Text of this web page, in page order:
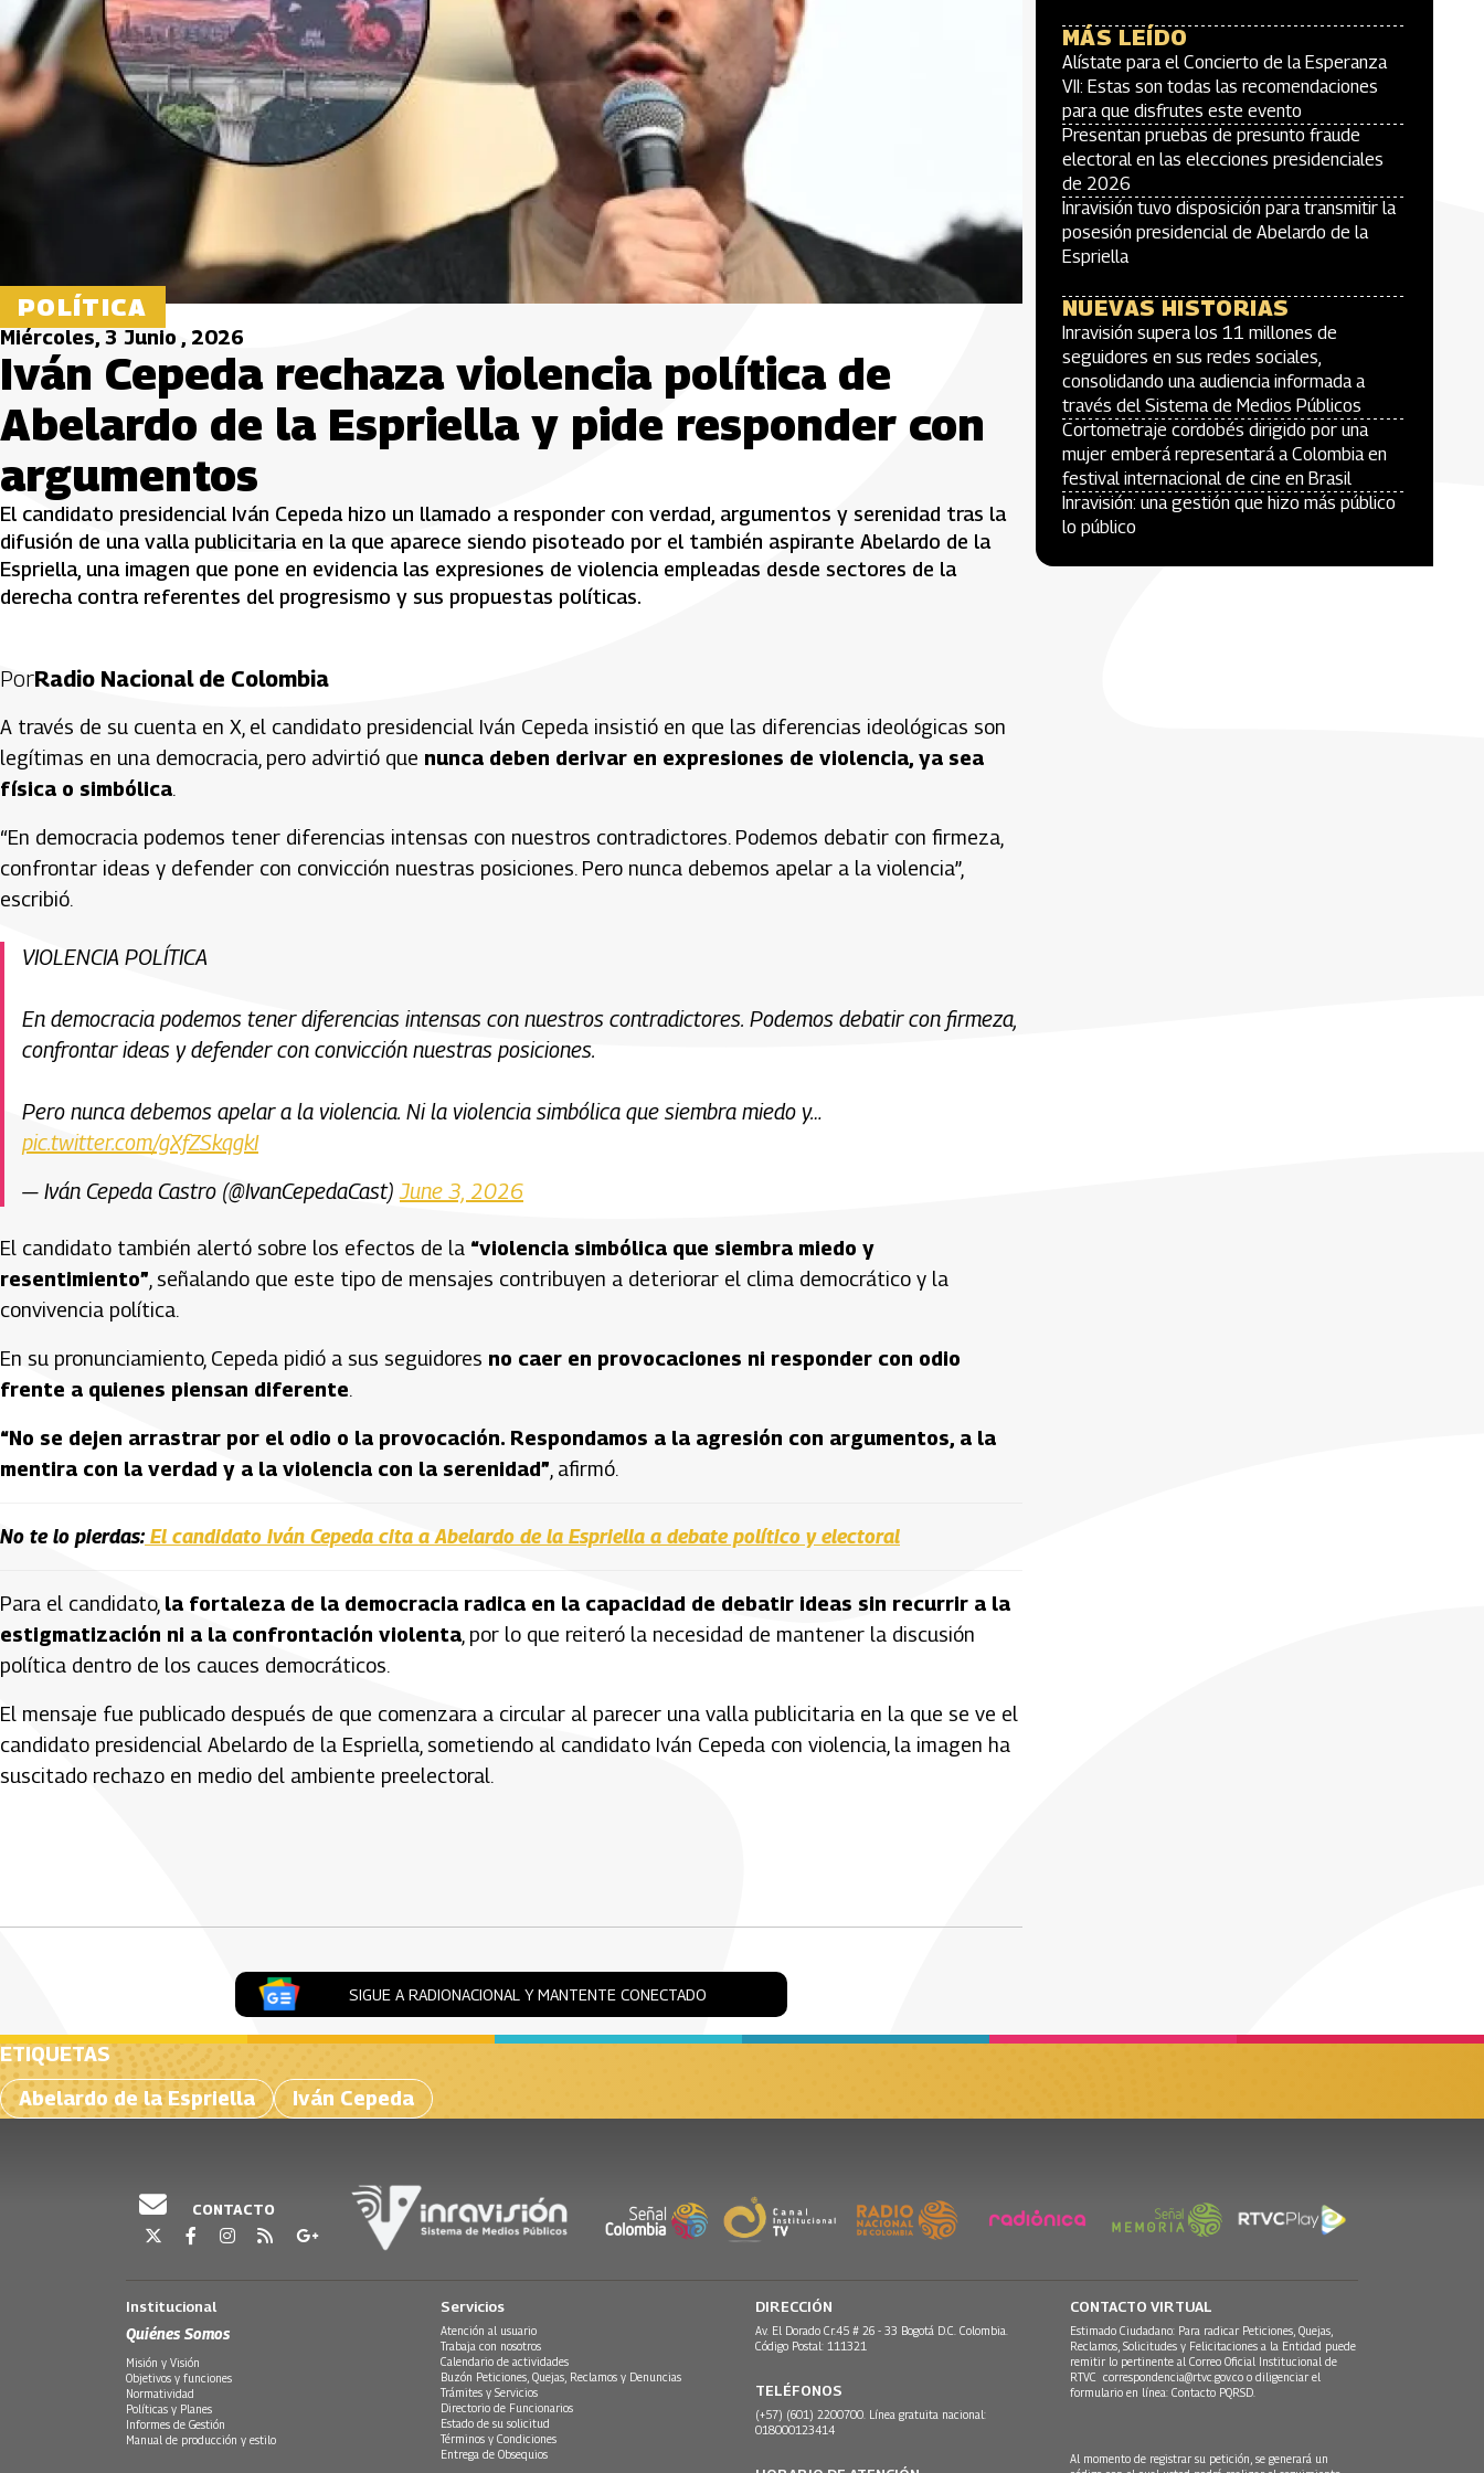
POLÍTICA
Miércoles, 3 Junio , 2026
Iván Cepeda rechaza violencia política de
Abelardo de la Espriella y pide responder con
argumentos
El candidato presidencial Iván Cepeda hizo un llamado a responder con verdad, argumentos y serenidad tras la
difusión de una valla publicitaria en la que aparece siendo pisoteado por el también aspirante Abelardo de la
Espriella, una imagen que pone en evidencia las expresiones de violencia empleadas desde sectores de la
derecha contra referentes del progresismo y sus propuestas políticas.
PorRadio Nacional de Colombia
A través de su cuenta en X, el candidato presidencial Iván Cepeda insistió en que las diferencias ideológicas son
legítimas en una democracia, pero advirtió que nunca deben derivar en expresiones de violencia, ya sea
física o simbólica.
“En democracia podemos tener diferencias intensas con nuestros contradictores. Podemos debatir con firmeza,
confrontar ideas y defender con convicción nuestras posiciones. Pero nunca debemos apelar a la violencia”,
escribió.
VIOLENCIA POLÍTICA
En democracia podemos tener diferencias intensas con nuestros contradictores. Podemos debatir con firmeza,
confrontar ideas y defender con convicción nuestras posiciones.
Pero nunca debemos apelar a la violencia. Ni la violencia simbólica que siembra miedo y…
pic.twitter.com/gXfZSkqgkI
— Iván Cepeda Castro (@IvanCepedaCast)June 3, 2026
El candidato también alertó sobre los efectos de la “violencia simbólica que siembra miedo y
resentimiento” , señalando que este tipo de mensajes contribuyen a deteriorar el clima democrático y la
convivencia política.
En su pronunciamiento, Cepeda pidió a sus seguidores no caer en provocaciones ni responder con odio
frente a quienes piensan diferente.
“No se dejen arrastrar por el odio o la provocación. Respondamos a la agresión con argumentos, a la
mentira con la verdad y a la violencia con la serenidad” , afirmó.
No te lo pierdas: El candidato Iván Cepeda cita a Abelardo de la Espriella a debate político y electoral
Para el candidato, la fortaleza de la democracia radica en la capacidad de debatir ideas sin recurrir a la
estigmatización ni a la confrontación violenta , por lo que reiteró la necesidad de mantener la discusión
política dentro de los cauces democráticos.
El mensaje fue publicado después de que comenzara a circular al parecer una valla publicitaria en la que se ve el
candidato presidencial Abelardo de la Espriella, sometiendo al candidato Iván Cepeda con violencia, la imagen ha
suscitado rechazo en medio del ambiente preelectoral.
SIGUE A RADIONACIONAL Y MANTENTE CONECTADO
MÁS LEÍDO
Alístate para el Concierto de la Esperanza
VII: Estas son todas las recomendaciones
para que disfrutes este evento
Presentan pruebas de presunto fraude
electoral en las elecciones presidenciales
de 2026
Inravisión tuvo disposición para transmitir la
posesión presidencial de Abelardo de la
Espriella
NUEVAS HISTORIAS
Inravisión supera los 11 millones de
seguidores en sus redes sociales,
consolidando una audiencia informada a
través del Sistema de Medios Públicos
Cortometraje cordobés dirigido por una
mujer emberá representará a Colombia en
festival internacional de cine en Brasil
Inravisión: una gestión que hizo más público
lo público
ETIQUETAS
Abelardo de la Espriella
Iván Cepeda
CONTACTO
Institucional
Quiénes Somos
Misión y Visión
Objetivos y funciones
Normatividad
Políticas y Planes
Informes de Gestión
Manual de producción y estilo
Servicios
Atención al usuario
Trabaja con nosotros
Calendario de actividades
Buzón Peticiones, Quejas, Reclamos y Denuncias
Trámites y Servicios
Directorio de Funcionarios
Estado de su solicitud
Términos y Condiciones
Entrega de Obsequios
DIRECCIÓN
Av. El Dorado Cr.45 # 26 - 33 Bogotá D.C. Colombia.
Código Postal: 111321
TELÉFONOS
(+57) (601) 2200700. Línea gratuita nacional:
018000123414
CONTACTO VIRTUAL
Estimado Ciudadano: Para radicar Peticiones, Quejas,
Reclamos, Solicitudes y Felicitaciones a la Entidad puede
remitir lo pertinente al Correo Oficial Institucional de
RTVC correspondencia@rtvc.gov.co o diligenciar el
formulario en línea: Contacto PQRSD.
Al momento de registrar su petición, se generará un